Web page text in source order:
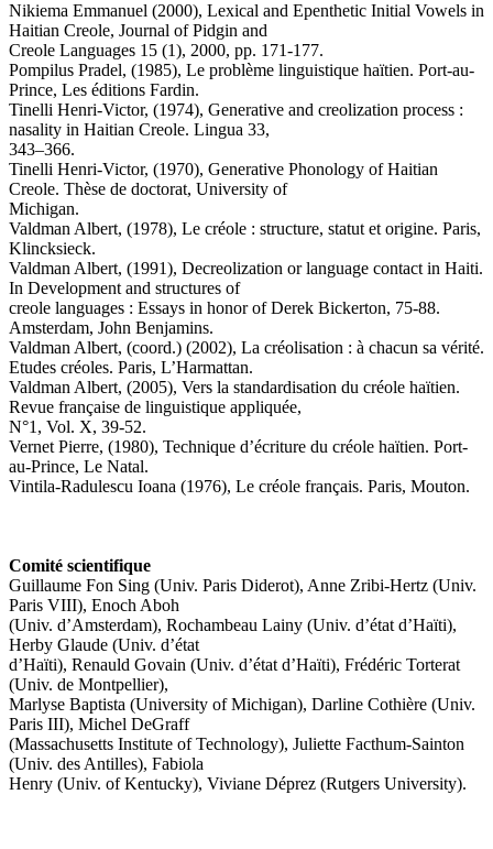
Nikiema Emmanuel (2000), Lexical and Epenthetic Initial Vowels in
Haitian Creole, Journal of Pidgin and
Creole Languages 15 (1), 2000, pp. 171-177.
Pompilus Pradel, (1985), Le problème linguistique haïtien. Port-au-
Prince, Les éditions Fardin.
Tinelli Henri-Victor, (1974), Generative and creolization process :
nasality in Haitian Creole. Lingua 33,
343–366.
Tinelli Henri-Victor, (1970), Generative Phonology of Haitian
Creole. Thèse de doctorat, University of
Michigan.
Valdman Albert, (1978), Le créole : structure, statut et origine. Paris,
Klincksieck.
Valdman Albert, (1991), Decreolization or language contact in Haiti.
In Development and structures of
creole languages : Essays in honor of Derek Bickerton, 75-88.
Amsterdam, John Benjamins.
Valdman Albert, (coord.) (2002), La créolisation : à chacun sa vérité.
Etudes créoles. Paris, L’Harmattan.
Valdman Albert, (2005), Vers la standardisation du créole haïtien.
Revue française de linguistique appliquée,
N°1, Vol. X, 39-52.
Vernet Pierre, (1980), Technique d’écriture du créole haïtien. Port-
au-Prince, Le Natal.
Vintila-Radulescu Ioana (1976), Le créole français. Paris, Mouton.
Comité scientifique
Guillaume Fon Sing (Univ. Paris Diderot), Anne Zribi-Hertz (Univ.
Paris VIII), Enoch Aboh
(Univ. d’Amsterdam), Rochambeau Lainy (Univ. d’état d’Haïti),
Herby Glaude (Univ. d’état
d’Haïti), Renauld Govain (Univ. d’état d’Haïti), Frédéric Torterat
(Univ. de Montpellier),
Marlyse Baptista (University of Michigan), Darline Cothière (Univ.
Paris III), Michel DeGraff
(Massachusetts Institute of Technology), Juliette Facthum-Sainton
(Univ. des Antilles), Fabiola
Henry (Univ. of Kentucky), Viviane Déprez (Rutgers University).